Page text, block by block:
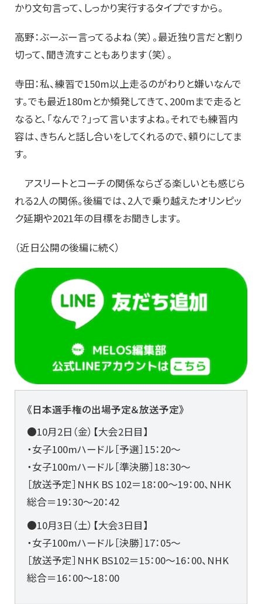
かり文句言って、しっかり実行するタイプですから。
高野：ぶーぶー言ってるよね（笑）。最近独り言だと割り
切って、聞き流すこともあります（笑）。
寺田：私、練習で150m以上走るのがわりと嫌いなんで
す。でも最近180mとか頻発してきて、200mまで走ると
なると、「なんで？」って言いますよね。それでも練習内
容は、きちんと話し合いをしてくれるので、頼りにしてま
す。
アスリートとコーチの関係ならざる楽しいとも感じら
れる2人の関係。後編では、2人で乗り越えたオリンピッ
ク延期や2021年の目標をお聞きします。
（近日公開の後編に続く）
《日本選手権の出場予定＆放送予定》
●10月2日（金）【大会2日目】
・女子100mハードル［予選］15：20〜
・女子100mハードル［準決勝］18：30〜
［放送予定］NHK BS 102＝18：00～19：00、NHK
総合＝19：30～20：42
●10月3日（土）【大会3日目】
・女子100mハードル［決勝］17：05〜
［放送予定］NHK BS102＝15：00～16：00、NHK
総合＝16：00～18：00